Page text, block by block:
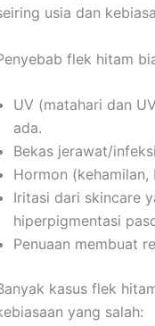
usia dan
flek hitam
UV (matahari dan
ada.
Bekas jerawat/
Hormon
Iritasi dari skincare
hiperpigmentasi
Penuaan membuat
kasus flek
yang salah: